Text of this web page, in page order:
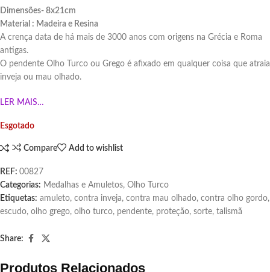
Dimensões- 8x21cm
Material : Madeira e Resina
A crença data de há mais de 3000 anos com origens na Grécia e Roma
antigas.
O pendente Olho Turco ou Grego é afixado em qualquer coisa que atraia
inveja ou mau olhado.
LER MAIS…
Esgotado
Compare Add to wishlist
REF: 00827
Categorias: Medalhas e Amuletos, Olho Turco
Etiquetas: amuleto, contra inveja, contra mau olhado, contra olho gordo,
escudo, olho grego, olho turco, pendente, proteção, sorte, talismã
Share:
Produtos Relacionados